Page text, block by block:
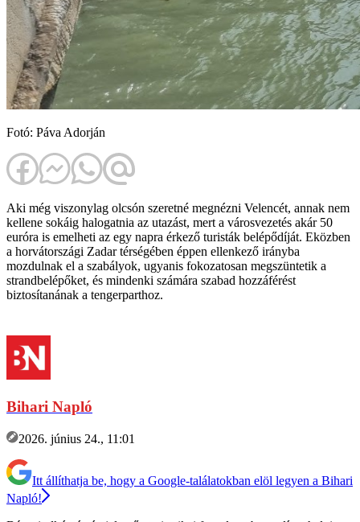
Fotó: Páva Adorján
Aki még viszonylag olcsón szeretné megnézni Velencét, annak nem
kellene sokáig halogatnia az utazást, mert a városvezetés akár 50
euróra is emelheti az egy napra érkező turisták belépődíját. Eközben
a horvátországi Zadar térségében éppen ellenkező irányba
mozdulnak el a szabályok, ugyanis fokozatosan megszüntetik a
strandbelépőket, és mindenki számára szabad hozzáférést
biztosítanának a tengerparthoz.
Bihari Napló
2026. június 24., 11:01
Itt állíthatja be, hogy a Google-találatokban elöl legyen a Bihari
Napló!